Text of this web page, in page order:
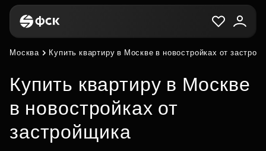
Москва Купить квартиру в Москве в новостройках от
Купить квартиру в Москве
в новостройках от
застройщика